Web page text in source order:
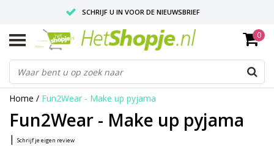
SCHRIJF U IN VOOR DE NIEUWSBRIEF
VOOR 18:00 BESTELD, IS ZELFDE DAG VERZONDEN
UITSTEKENDE PASVORM
0
Home / Fun2Wear - Make up pyjama
Fun2Wear - Make up pyjama
| Schrijf je eigen review